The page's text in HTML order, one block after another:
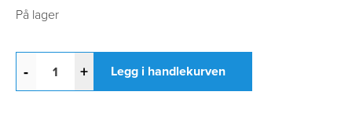
På lager
- + Legg i handlekurven